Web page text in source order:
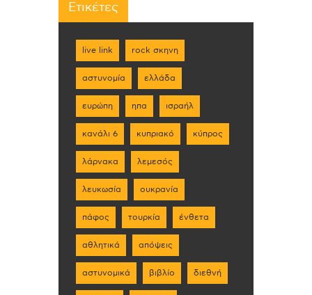
Ετικέτες
live link rock σκηνη
αστυνομία ελλάδα
ευρώπη ηπα ισραήλ
κανάλι 6 κυπριακό κύπρος
λάρνακα λεμεσός
λευκωσία ουκρανία
πάφος τουρκία ένθετα
αθλητικά απόψεις
αστυνομικά βιβλίο διεθνή